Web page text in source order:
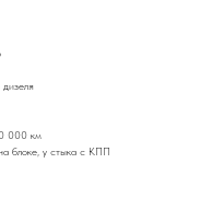
000 км
блоке, у стыка с КПП